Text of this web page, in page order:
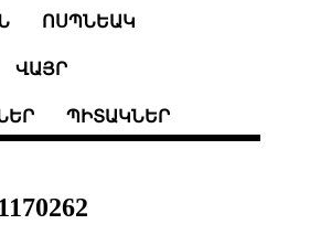
ՈՍՊՆԵԱԿ
ՎԱՅՐ
ՊԻՏԱԿՆԵՐ